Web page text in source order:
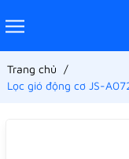
Trang chủ
Lọc gió động cơ JS-